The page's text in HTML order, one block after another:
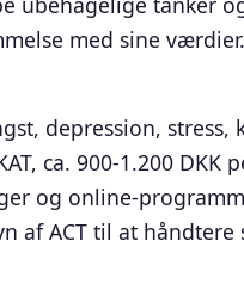
med sine
depression,
ca. 900-1.200 DKK
og online-
af ACT til at håndtere